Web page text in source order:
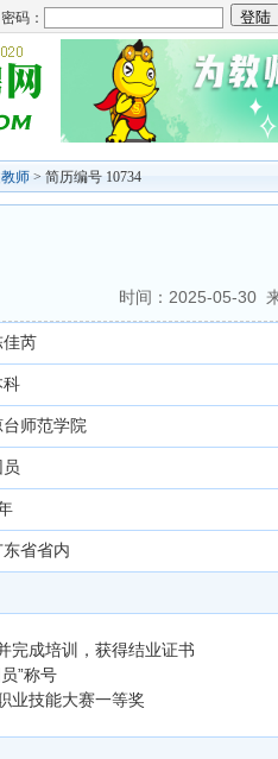
密码：
师 > 简历编号 10734
时间：2025-05-30
佳芮
科
台师范学院
员
东省省内
完成培训，获得结业证书
”称号
业技能大赛一等奖